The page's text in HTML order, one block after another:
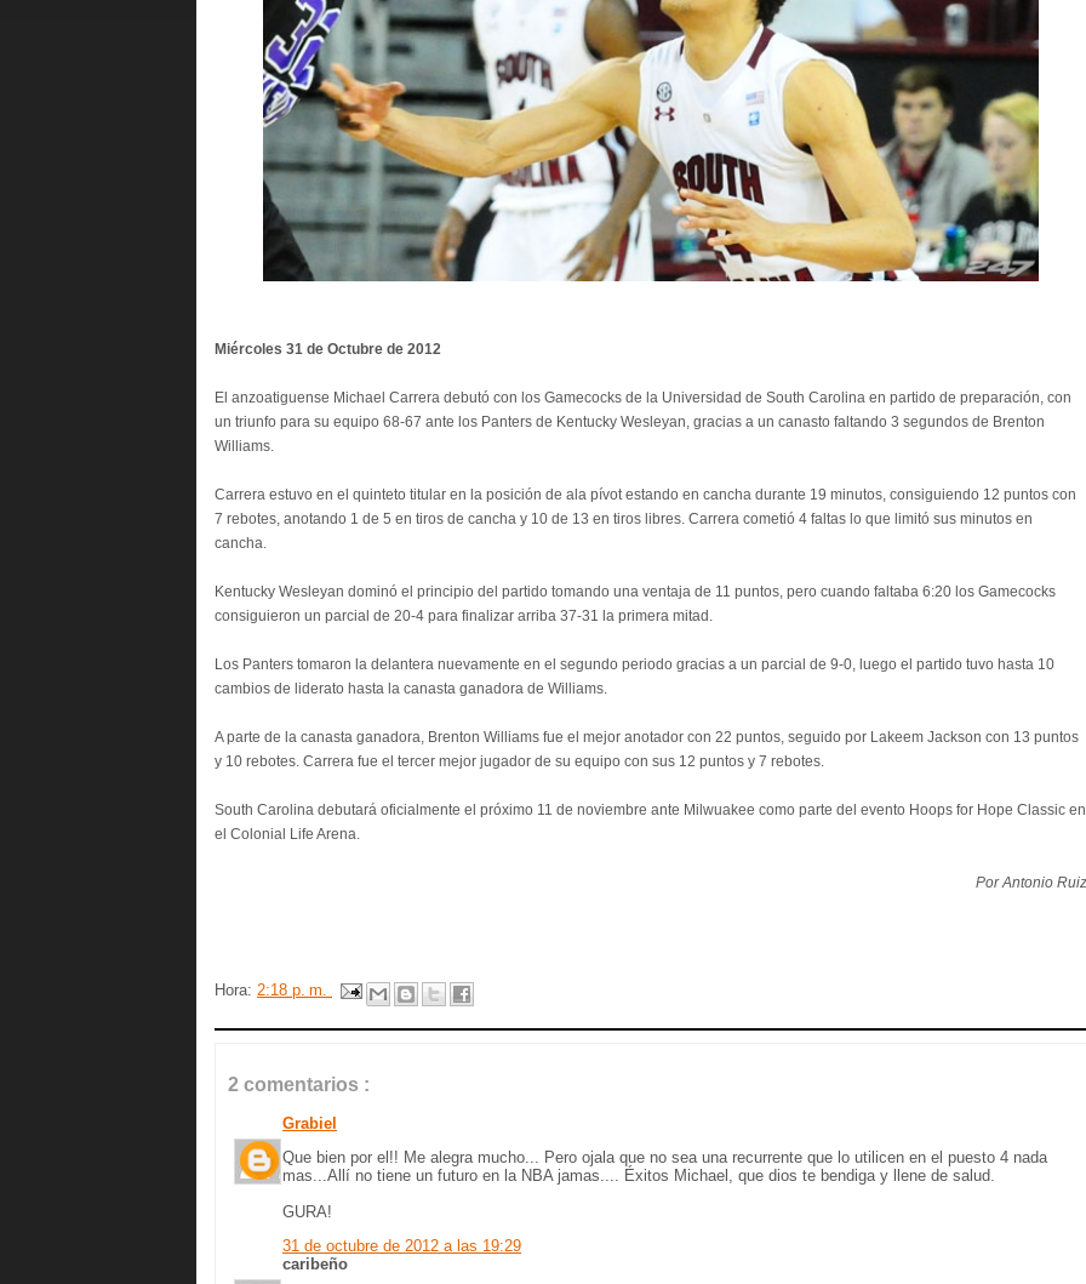
Miércoles 31 de Octubre de 2012
El anzoatiguense Michael Carrera debutó con los Gamecocks de la Universidad de South Carolina en partido de preparación, con
un triunfo para su equipo 68-67 ante los Panters de Kentucky Wesleyan, gracias a un canasto faltando 3 segundos de Brenton
Williams.
Carrera estuvo en el quinteto titular en la posición de ala pívot estando en cancha durante 19 minutos, consiguiendo 12 puntos con
7 rebotes, anotando 1 de 5 en tiros de cancha y 10 de 13 en tiros libres. Carrera cometió 4 faltas lo que limitó sus minutos en
cancha.
Kentucky Wesleyan dominó el principio del partido tomando una ventaja de 11 puntos, pero cuando faltaba 6:20 los Gamecocks
consiguieron un parcial de 20-4 para finalizar arriba 37-31 la primera mitad.
Los Panters tomaron la delantera nuevamente en el segundo periodo gracias a un parcial de 9-0, luego el partido tuvo hasta 10
cambios de liderato hasta la canasta ganadora de Williams.
A parte de la canasta ganadora, Brenton Williams fue el mejor anotador con 22 puntos, seguido por Lakeem Jackson con 13 puntos
y 10 rebotes. Carrera fue el tercer mejor jugador de su equipo con sus 12 puntos y 7 rebotes.
South Carolina debutará oficialmente el próximo 11 de noviembre ante Milwuakee como parte del evento Hoops for Hope Classic en
el Colonial Life Arena.
Por Antonio Ruiz
Hora: 2:18 p. m.
2 comentarios :
Grabiel
Que bien por el!! Me alegra mucho... Pero ojala que no sea una recurrente que lo utilicen en el puesto 4 nada
mas...Allí no tiene un futuro en la NBA jamas.... Éxitos Michael, que dios te bendiga y llene de salud.
GURA!
31 de octubre de 2012 a las 19:29
caribeño